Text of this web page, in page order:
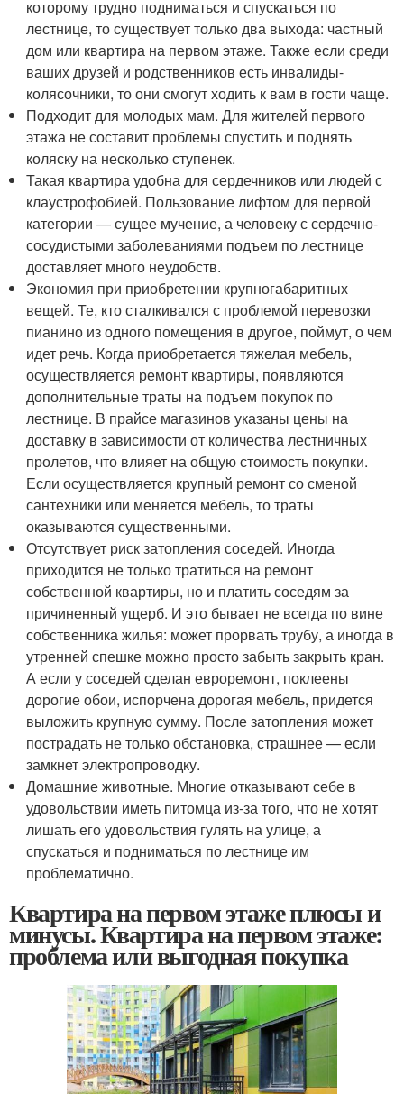
которому трудно подниматься и спускаться по
лестнице, то существует только два выхода: частный
дом или квартира на первом этаже. Также если среди
ваших друзей и родственников есть инвалиды-
колясочники, то они смогут ходить к вам в гости чаще.
Подходит для молодых мам. Для жителей первого
этажа не составит проблемы спустить и поднять
коляску на несколько ступенек.
Такая квартира удобна для сердечников или людей с
клаустрофобией. Пользование лифтом для первой
категории — сущее мучение, а человеку с сердечно-
сосудистыми заболеваниями подъем по лестнице
доставляет много неудобств.
Экономия при приобретении крупногабаритных
вещей. Те, кто сталкивался с проблемой перевозки
пианино из одного помещения в другое, поймут, о чем
идет речь. Когда приобретается тяжелая мебель,
осуществляется ремонт квартиры, появляются
дополнительные траты на подъем покупок по
лестнице. В прайсе магазинов указаны цены на
доставку в зависимости от количества лестничных
пролетов, что влияет на общую стоимость покупки.
Если осуществляется крупный ремонт со сменой
сантехники или меняется мебель, то траты
оказываются существенными.
Отсутствует риск затопления соседей. Иногда
приходится не только тратиться на ремонт
собственной квартиры, но и платить соседям за
причиненный ущерб. И это бывает не всегда по вине
собственника жилья: может прорвать трубу, а иногда в
утренней спешке можно просто забыть закрыть кран.
А если у соседей сделан евроремонт, поклеены
дорогие обои, испорчена дорогая мебель, придется
выложить крупную сумму. После затопления может
пострадать не только обстановка, страшнее — если
замкнет электропроводку.
Домашние животные. Многие отказывают себе в
удовольствии иметь питомца из-за того, что не хотят
лишать его удовольствия гулять на улице, а
спускаться и подниматься по лестнице им
проблематично.
Квартира на первом этаже плюсы и
минусы. Квартира на первом этаже:
проблема или выгодная покупка